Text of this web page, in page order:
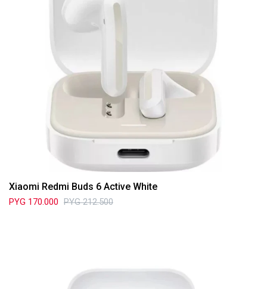
Xiaomi Redmi Buds 6 Active White
PYG 170.000 PYG 212.500